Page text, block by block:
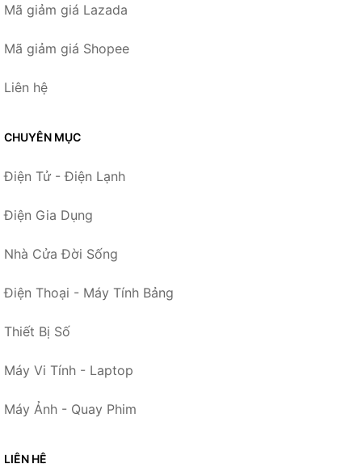
Mã giảm giá Lazada
Mã giảm giá Shopee
Liên hệ
CHUYÊN MỤC
Điện Tử - Điện Lạnh
Điện Gia Dụng
Nhà Cửa Đời Sống
Điện Thoại - Máy Tính Bảng
Thiết Bị Số
Máy Vi Tính - Laptop
Máy Ảnh - Quay Phim
LIÊN HỆ